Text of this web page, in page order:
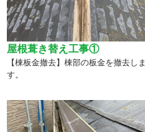
屋根葺き替え工事①
【棟板金撤去】棟部の板金を撤去しま
す。